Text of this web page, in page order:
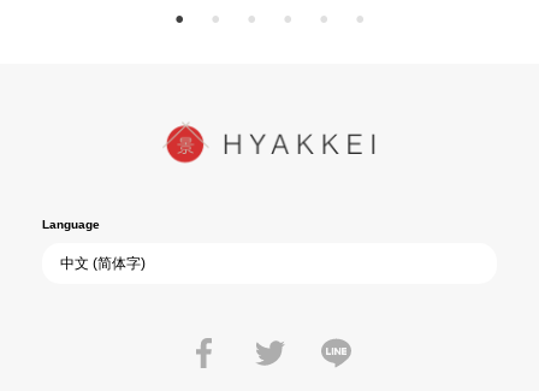
Language